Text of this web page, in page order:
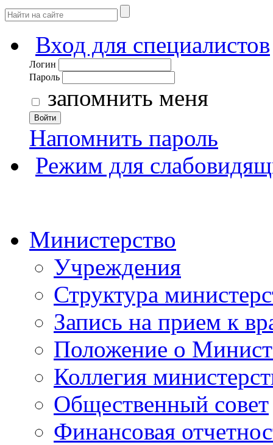
Вход для специалистов
Логин
Пароль
запомнить меня
Войти
Напомнить пароль
Режим для
Министерство
Учреждения
Структура
Запись на прием к
Положение о
Коллегия
Общественный совет
Финансовая